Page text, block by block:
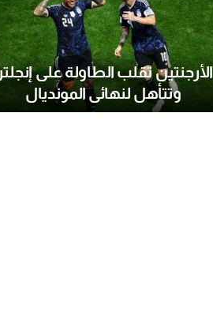
الأرجنتين تقلب الطاولة على
وتتأهل لنهائي المونديال